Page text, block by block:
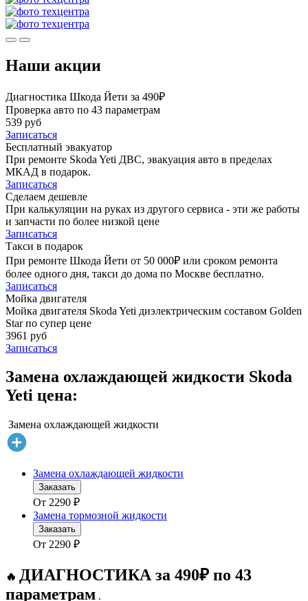
Наши акции
Диагностика Шкода Йети за 490₽
Проверка авто по 43 параметрам
539 руб
Записаться
Бесплатный эвакуатор
При ремонте Skoda Yeti ДВС, эвакуация авто в пределах
МКАД в подарок.
Записаться
Сделаем дешевле
При калькуляции на руках из другого сервиса - эти же работы
и запчасти по более низкой цене
Записаться
Такси в подарок
При ремонте Шкода Йети от 50 000₽ или сроком ремонта
более одного дня, такси до дома по Москве бесплатно.
Записаться
Мойка двигателя
Мойка двигателя Skoda Yeti диэлектрическим составом Golden
Star по супер цене
3961 руб
Записаться
Замена охлаждающей жидкости Skoda
Yeti цена:
Замена охлаждающей жидкости
Замена охлаждающей жидкости
Заказать
От 2290 ₽
Замена тормозной жидкости
Заказать
От 2290 ₽
🔥 ДИАГНОСТИКА за 490₽ по 43
параметрам .